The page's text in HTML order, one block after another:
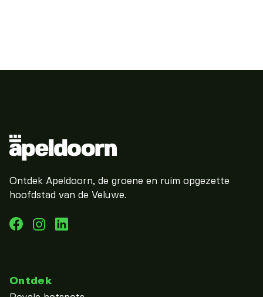
Ontdek Apeldoorn, de groene en ruim opgezette
hoofdstad van de Veluwe.
Ontdek